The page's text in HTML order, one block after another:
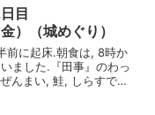
雨昼食後, どんど...
目
）（城めぐり）
前に起床.朝食は, 8時か
ました.『田事』のわっ
んまい, 鮭, しらすで